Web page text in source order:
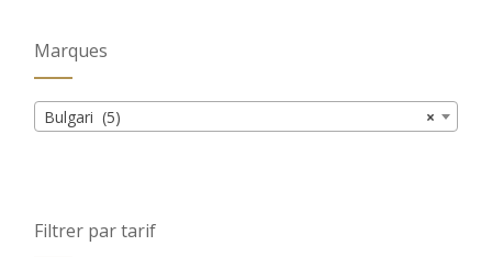
Marques
×
Bulgari (5)
Filtrer par tarif